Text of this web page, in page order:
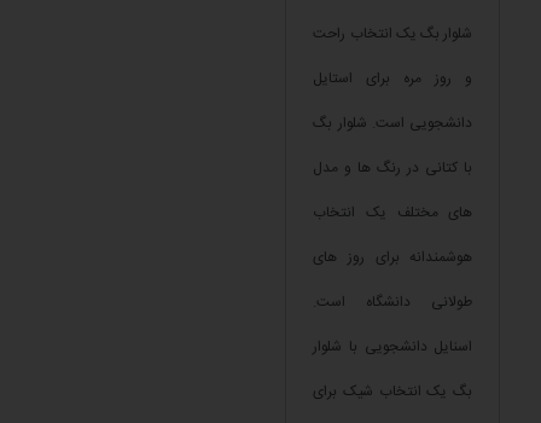
شلوار بگ یک انتخاب راحت
و روز مره برای استایل
دانشجویی است. شلوار بگ
با کتانی در رنگ ها و مدل
های مختلف یک انتخاب
هوشمندانه برای روز های
طولانی دانشگاه است.
اسنایل دانشجویی با شلوار
بگ یک انتخاب شیک برای